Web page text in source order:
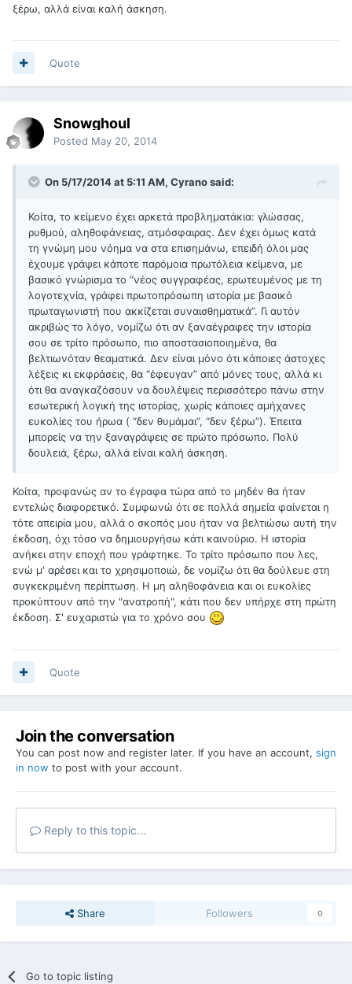
ξέρω, αλλά είναι καλή άσκηση.
Quote
Snowghoul
Posted May 20, 2014
On 5/17/2014 at 5:11 AM, Cyrano said:
Κοίτα, το κείμενο έχει αρκετά προβληματάκια: γλώσσας,
ρυθμού, αληθοφάνειας, ατμόσφαιρας. Δεν έχει όμως κατά
τη γνώμη μου νόημα να στα επισημάνω, επειδή όλοι μας
έχουμε γράψει κάποτε παρόμοια πρωτόλεια κείμενα, με
βασικό γνώρισμα το “νέος συγγραφέας, ερωτευμένος με τη
λογοτεχνία, γράφει πρωτοπρόσωπη ιστορία με βασικό
πρωταγωνιστή που ακκίζεται συναισθηματικά”. Γι αυτόν
ακριβώς το λόγο, νομίζω ότι αν ξαναέγραφες την ιστορία
σου σε τρίτο πρόσωπο, πιο αποστασιοποιημένα, θα
βελτιωνόταν θεαματικά. Δεν είναι μόνο ότι κάποιες άστοχες
λέξεις κι εκφράσεις, θα “έφευγαν” από μόνες τους, αλλά κι
ότι θα αναγκαζόσουν να δουλέψεις περισσότερο πάνω στην
εσωτερική λογική της ιστορίας, χωρίς κάποιες αμήχανες
ευκολίες του ήρωα ( “δεν θυμάμαι”, “δεν ξέρω”). Έπειτα
μπορείς να την ξαναγράψεις σε πρώτο πρόσωπο. Πολύ
δουλειά, ξέρω, αλλά είναι καλή άσκηση.
Κοίτα, προφανώς αν το έγραφα τώρα από το μηδέν θα ήταν
εντελώς διαφορετικό. Συμφωνώ ότι σε πολλά σημεία φαίνεται η
τότε απειρία μου, αλλά ο σκοπός μου ήταν να βελτιώσω αυτή την
έκδοση, όχι τόσο να δημιουργήσω κάτι καινούριο. Η ιστορία
ανήκει στην εποχή που γράφτηκε. Το τρίτο πρόσωπο που λες,
ενώ μ' αρέσει και το χρησιμοποιώ, δε νομίζω ότι θα δούλευε στη
συγκεκριμένη περίπτωση. Η μη αληθοφάνεια και οι ευκολίες
προκύπτουν από την "ανατροπή", κάτι που δεν υπήρχε στη πρώτη
έκδοση. Σ' ευχαριστώ για το χρόνο σου
Quote
Join the conversation
You can post now and register later. If you have an account, sign
in now to post with your account.
Reply to this topic...
Share Followers 0
Go to topic listing